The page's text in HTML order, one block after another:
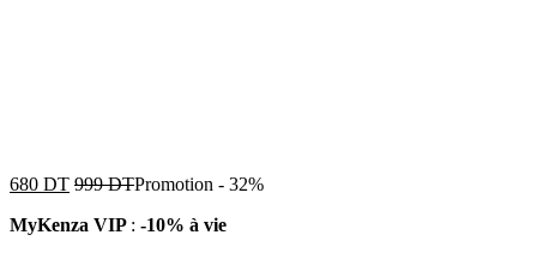
680 DT 999DTPromotion - 32%
MyKenza VIP : -10% à vie